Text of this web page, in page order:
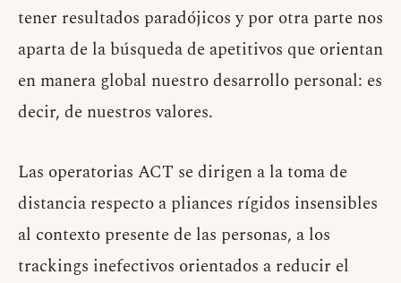
tener resultados paradójicos y por otra parte nos
aparta de la búsqueda de apetitivos que orientan
en manera global nuestro desarrollo personal: es
decir, de nuestros valores.
Las operatorias ACT se dirigen a la toma de
distancia respecto a pliances rígidos insensibles
al contexto presente de las personas, a los
trackings inefectivos orientados a reducir el